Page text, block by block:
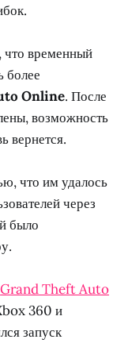
временный
более
Online. После
возможность
вернется.
что им удалось
через
было
Grand Theft Auto
360 и
запуск